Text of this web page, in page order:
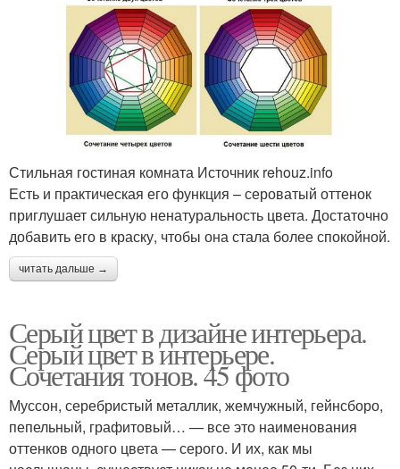
Стильная гостиная комната Источник rehouz.info
Есть и практическая его функция – сероватый оттенок
приглушает сильную ненатуральность цвета. Достаточно
добавить его в краску, чтобы она стала более спокойной.
читать дальше →
Серый цвет в дизайне интерьера.
Серый цвет в интерьере.
Сочетания тонов. 45 фото
Муссон, серебристый металлик, жемчужный, гейнсборо,
пепельный, графитовый… — все это наименования
оттенков одного цвета — серого. И их, как мы